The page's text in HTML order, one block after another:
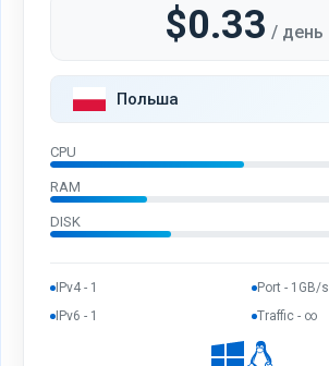
$0.33 / день
Польша
CPU
RAM
DISK
IPv4 - 1
Port - 1GB/s
IPv6 - 1
Traffic - ∞